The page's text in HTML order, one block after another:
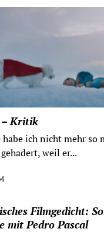
– Kritik
habe ich nicht mehr so
weil er...
Filmgedicht:
mit Pedro Pascal